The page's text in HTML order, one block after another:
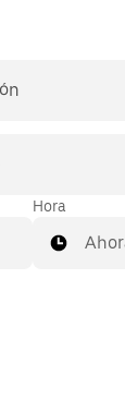
de los
Hora